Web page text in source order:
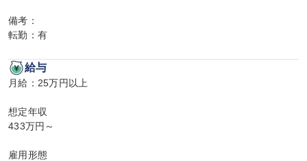
備考：
転勤：有
給与
月給：25万円以上
想定年収
433万円～
雇用形態